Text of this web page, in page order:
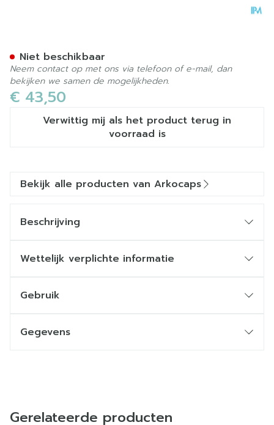
€ 43,50
Verwittig mij als het product terug in
voorraad is
Niet beschikbaar
Neem contact op met ons via telefoon of e-mail, dan
bekijken we samen de mogelijkheden.
Bekijk alle producten van Arkocaps
Beschrijving
Wettelijk verplichte informatie
Gebruik
Gegevens
Gerelateerde producten